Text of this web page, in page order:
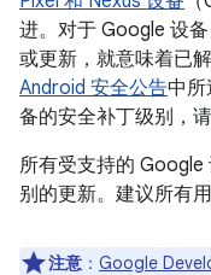
进。对于 Google 设
或更新，就意味着已
Android 安全公告中所
备的安全补丁级别，
所有受支持的
别的更新。建议所有
注意 ： Google